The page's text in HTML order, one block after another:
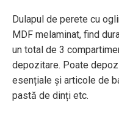
Dulapul de perete cu
MDF melaminat, find
un total de 3
depozitare. Poate
esențiale și articole de
pastă de dinți etc.